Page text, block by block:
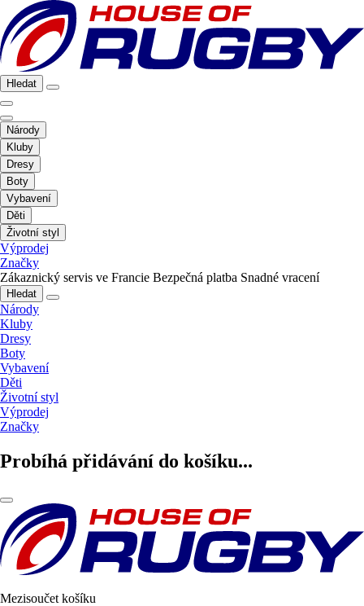
Hledat
Národy
Kluby
Dresy
Boty
Vybavení
Děti
Životní styl
Výprodej
Značky
Zákaznický servis ve Francie Bezpečná platba Snadné vracení
Hledat
Národy
Kluby
Dresy
Boty
Vybavení
Děti
Životní styl
Výprodej
Značky
Probíhá přidávání do košíku...
Mezisoučet košíku